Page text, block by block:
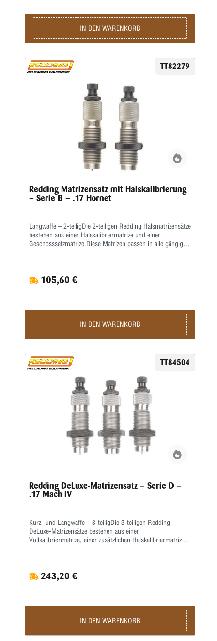
IN DEN WARENKORB
TT82279
Redding Matrizensatz mit Halskalibrierung
– Serie B – .17 Hornet
Langwaffe – 2-teiligDie 2-teiligen Redding Halsmatrizensätze
bestehen aus einer Halskalibriermatrize und einer
Geschosssetzmatrize.Diese Matrizen passen in alle gängigen
nachträglichen Crimpen der fertigen Patrone verwendet
werden.Bitte diese Arbeit immer als separaten Schritt
den Hülsenhals innen leicht mit einem guten,
wasserlöslichen Kalibrierfett (kein Graphit!) zu fetten, um
das Hülsenmaterial zu schonen.Die Matrizen werden
komplett mit Ausstoßer und Gewinderingen in einer stabilen
Sie bitte immer separat.
105,60 €
IN DEN WARENKORB
TT84504
Redding DeLuxe-Matrizensatz – Serie D –
.17 Mach IV
Kurz- und Langwaffe – 3-teiligDie 3-teiligen Redding
DeLuxe-Matrizensätze bestehen aus einer
Vollkalibriermatrize, einer zusätzlichen Halskalibriermatrize
Standardsetzstempel ist passend für alle gängigen
Geschossformen und kann zudem auch zum nachträglichen
Flaschenhülsen müssen grundsätzlich zum Vollkalibrieren
gefettet werden!Beim Halskalibrieren genügt die
Schmierung des Hülsenhalses mit einem
Trockenschmiermittel oder einem Hülsenfett.Wir empfehlen,
243,20 €
IN DEN WARENKORB